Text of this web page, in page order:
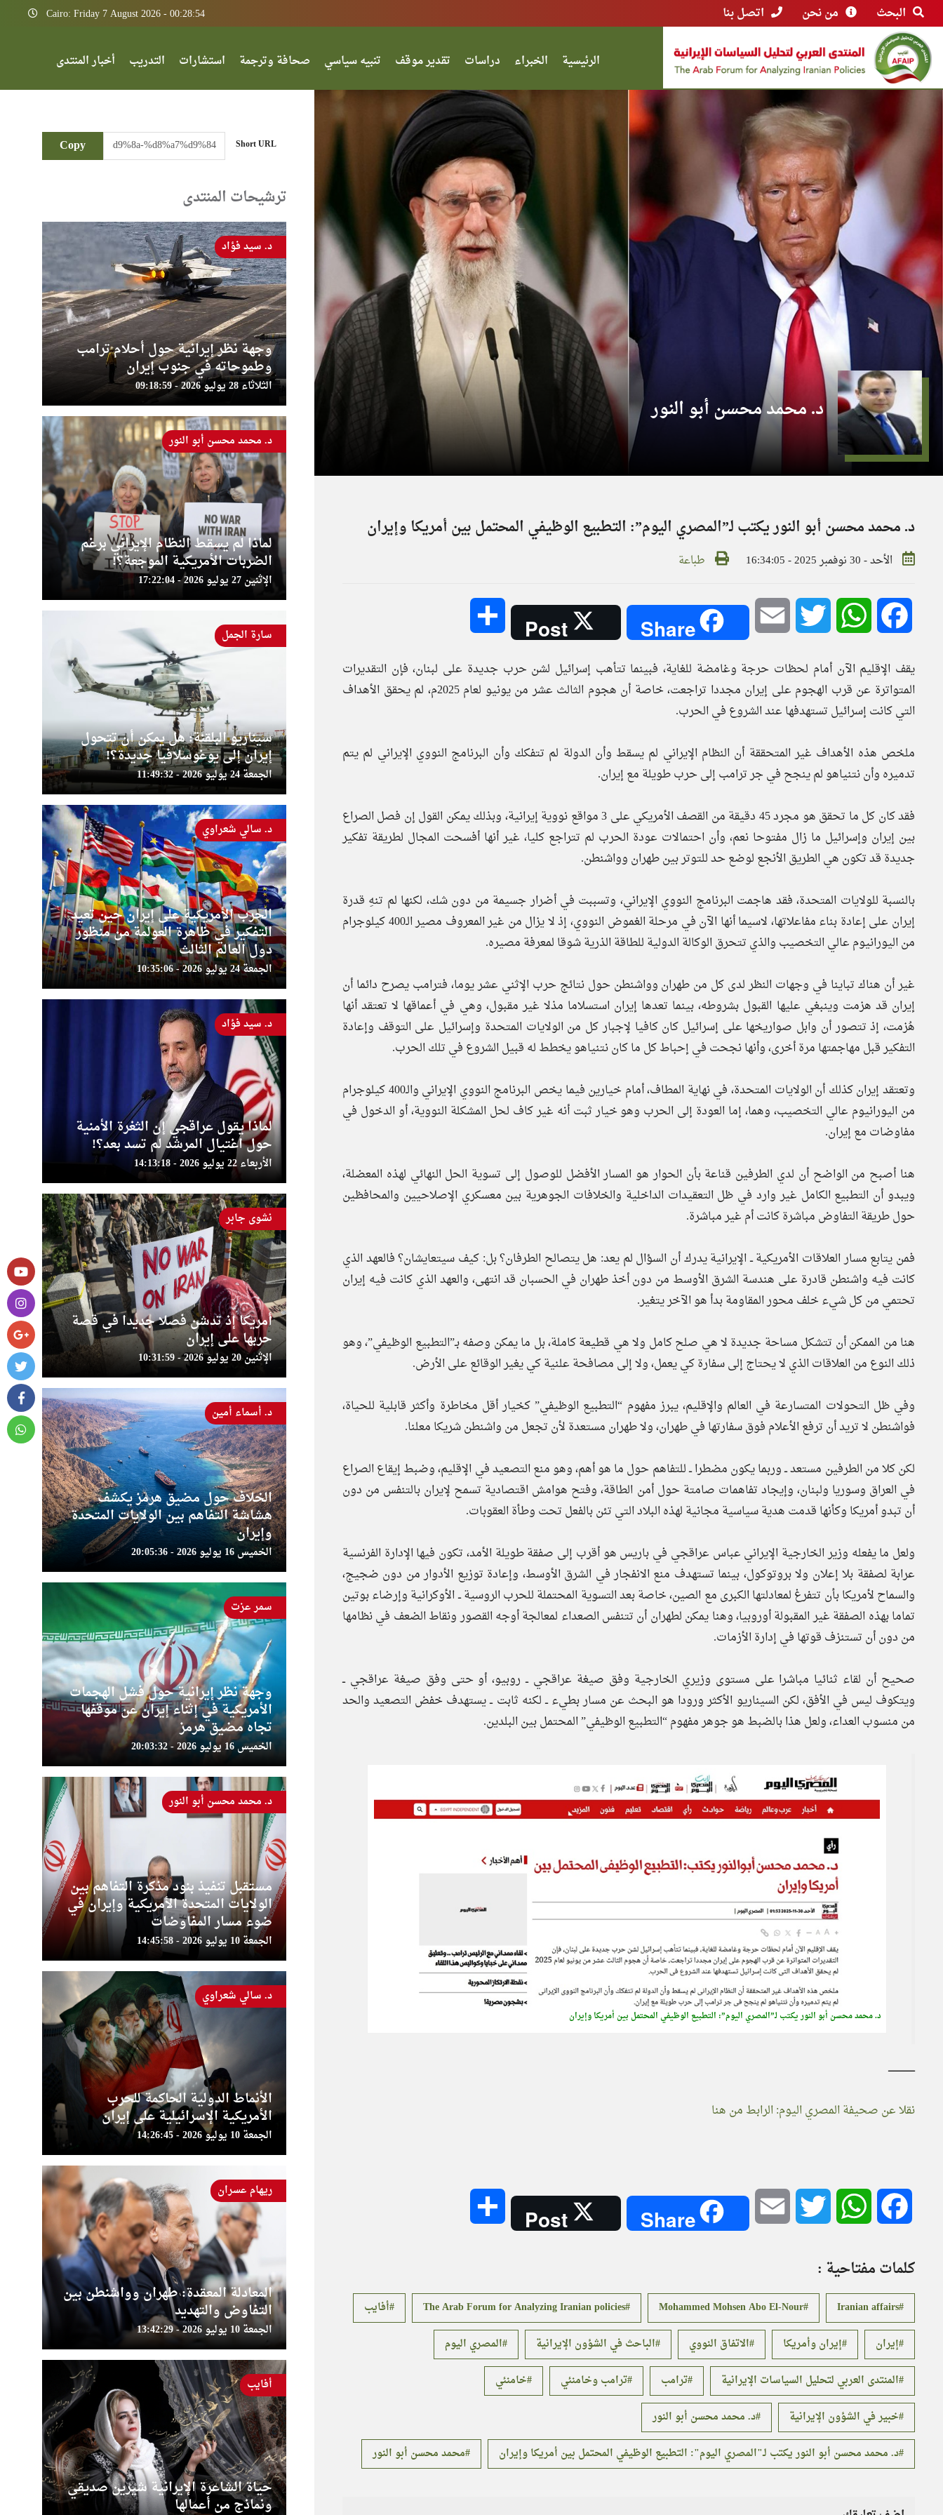
البحث من نحن اتصل بنا Cairo: Friday 7 August 2026 - 00:28:54
الرئيسية الخبراء دراسات تقدير موقف تنبيه سياسي صحافة وترجمة استشارات التدريب أخبار المنتدى
د. محمد محسن أبو النور
د. محمد محسن أبو النور يكتب لـ”المصري اليوم”: التطبيع الوظيفي المحتمل بين أمريكا وإيران
الأحد - 30 نوفمبر 2025 - 16:34:05 طباعة
Facebook
WhatsApp
Twitter
Email
Share
Post
يقف الإقليم الآن أمام لحظات حرجة وغامضة للغاية، فبينما تتأهب إسرائيل لشن حرب جديدة على لبنان، فإن التقديرات
المتواترة عن قرب الهجوم على إيران مجددا تراجعت، خاصة أن هجوم الثالث عشر من يونيو لعام 2025م، لم يحقق الأهداف
التي كانت إسرائيل تستهدفها عند الشروع في الحرب.
ملخص هذه الأهداف غير المتحققة أن النظام الإيراني لم يسقط وأن الدولة لم تتفكك وأن البرنامج النووي الإيراني لم يتم
تدميره وأن نتنياهو لم ينجح في جر ترامب إلى حرب طويلة مع إيران.
فقد كان كل ما تحقق هو مجرد 45 دقيقة من القصف الأمريكي على 3 مواقع نووية إيرانية، وبذلك يمكن القول إن فصل الصراع
بين إيران وإسرائيل ما زال مفتوحا نعم، وأن احتمالات عودة الحرب لم تتراجع كليا، غير أنها أفسحت المجال لطريقة تفكير
جديدة قد تكون هي الطريق الأنجع لوضع حد للتوتر بين طهران وواشنطن.
بالنسبة للولايات المتحدة، فقد هاجمت البرنامج النووي الإيراني، وتسببت في أضرار جسيمة من دون شك، لكنها لم تنهِ قدرة
إيران على إعادة بناء مفاعلاتها، لاسيما أنها الآن في مرحلة الغموض النووي، إذ لا يزال من غير المعروف مصير الـ400 كيلوجرام
من اليورانيوم عالي التخصيب والذي تتحرق الوكالة الدولية للطاقة الذرية شوقا لمعرفة مصيره.
غير أن هناك تباينا في وجهات النظر لدى كل من طهران وواشنطن حول نتائج حرب الإثني عشر يوما، فترامب يصرح دائما أن
إيران قد هزمت وينبغي عليها القبول بشروطه، بينما تعدها إيران استسلاما مذلا غير مقبول، وهي في أعماقها لا تعتقد أنها
هُزمت، إذ تتصور أن وابل صواريخها على إسرائيل كان كافيا لإجبار كل من الولايات المتحدة وإسرائيل على التوقف وإعادة
التفكير قبل مهاجمتها مرة أخرى، وأنها نجحت في إحباط كل ما كان نتنياهو يخطط له قبيل الشروع في تلك الحرب.
وتعتقد إيران كذلك أن الولايات المتحدة، في نهاية المطاف، أمام خيارين فيما يخص البرنامج النووي الإيراني والـ400 كيلوجرام
من اليورانيوم عالي التخصيب، وهما، إما العودة إلى الحرب وهو خيار ثبت أنه غير كاف لحل المشكلة النووية، أو الدخول في
مفاوضات مع إيران.
هنا أصبح من الواضح أن لدي الطرفين قناعة بأن الحوار هو المسار الأفضل للوصول إلى تسوية الحل النهائي لهذه المعضلة،
ويبدو أن التطبيع الكامل غير وارد في ظل التعقيدات الداخلية والخلافات الجوهرية بين معسكري الإصلاحيين والمحافظين
حول طريقة التفاوض مباشرة كانت أم غير مباشرة.
فمن يتابع مسار العلاقات الأمريكية ــ الإيرانية يدرك أن السؤال لم يعد: هل يتصالح الطرفان؟ بل: كيف سيتعايشان؟ فالعهد الذي
كانت فيه واشنطن قادرة على هندسة الشرق الأوسط من دون أخذ طهران في الحسبان قد انتهى، والعهد الذي كانت فيه إيران
تحتمي من كل شيء خلف محور المقاومة بدأ هو الآخر يتغير.
هنا من الممكن أن تتشكل مساحة جديدة لا هي صلح كامل ولا هي قطيعة كاملة، بل ما يمكن وصفه بـ”التطبيع الوظيفي”، وهو
ذلك النوع من العلاقات الذي لا يحتاج إلى سفارة كي يعمل، ولا إلى مصافحة علنية كي يغير الوقائع على الأرض.
وفي ظل التحولات المتسارعة في العالم والإقليم، يبرز مفهوم “التطبيع الوظيفي” كخيار أقل مخاطرة وأكثر قابلية للحياة،
فواشنطن لا تريد أن ترفع الأعلام فوق سفارتها في طهران، ولا طهران مستعدة لأن تجعل من واشنطن شريكا معلنا.
لكن كلا من الطرفين مستعد ــ وربما يكون مضطرا ــ للتفاهم حول ما هو أهم، وهو منع التصعيد في الإقليم، وضبط إيقاع الصراع
في العراق وسوريا ولبنان، وإيجاد تفاهمات صامتة حول أمن الطاقة، وفتح هوامش اقتصادية تسمح لإيران بالتنفس من دون
أن تبدو أمريكا وكأنها قدمت هدية سياسية مجانية لهذه البلاد التي تئن بالفعل تحت وطأة العقوبات.
ولعل ما يفعله وزير الخارجية الإيراني عباس عراقجي في باريس هو أقرب إلى صفقة طويلة الأمد، تكون فيها الإدارة الفرنسية
عرابة لصفقة بلا إعلان ولا بروتوكول، بينما تستهدف منع الانفجار في الشرق الأوسط، وإعادة توزيع الأدوار من دون ضجيج،
والسماح لأمريكا بأن تتفرغ لمعادلتها الكبرى مع الصين، خاصة بعد التسوية المحتملة للحرب الروسية ــ الأوكرانية وإرضاء بوتين
تماما بهذه الصفقة غير المقبولة أوروبيا، وهنا يمكن لطهران أن تتنفس الصعداء لمعالجة أوجه القصور ونقاط الضعف في نظامها
من دون أن تستنزف قوتها في إدارة الأزمات.
صحيح أن لقاء ثنائيا مباشرا على مستوى وزيري الخارجية وفق صيغة عراقجي ــ روبيو، أو حتى وفق صيغة عراقجي ــ
ويتكوف ليس في الأفق، لكن السيناريو الأكثر ورودا هو البحث عن مسار بطيء ــ لكنه ثابت ــ يستهدف خفض التصعيد والحد
من منسوب العداء، ولعل هذا بالضبط هو جوهر مفهوم “التطبيع الوظيفي” المحتمل بين البلدين.
د. محمد محسن أبو النور يكتب لـ”المصري اليوم”: التطبيع الوظيفي المحتمل بين أمريكا وإيران
ـــــــــــــــــــ
نقلا عن صحيفة المصري اليوم: الرابط من هنا
Facebook
WhatsApp
Twitter
Email
Share
Post
كلمات مفتاحية :
Iranian affairs
Mohammed Mohsen Abo El-Nour
The Arab Forum for Analyzing Iranian policies
أفايب
إيران
إيران وأمريكا الاتفاق النووي الباحث في الشؤون الإيرانية
المصري اليوم
المنتدى العربي لتحليل السياسات الإيرانية
ترامب ترامب وخامنئي
خامنئي
خبير في الشؤون الإيرانية
د. محمد محسن أبو النور
د. محمد محسن أبو النور يكتب لـ"المصري اليوم": التطبيع الوظيفي المحتمل بين أمريكا وإيران
محمد محسن أبو النور
Short URL
Copy
ترشيحات المنتدى
وجهة نظر إيرانية حول أحلام ترامب
وطموحاته في جنوب إيران
الثلاثاء 28 يوليو 2026 - 09:18:59
د. سيد فؤاد
لماذا لم يسقط النظام الإيراني برغم
الضربات الأمريكية الموجعة؟!
الإثنين 27 يوليو 2026 - 17:22:04
د. محمد محسن أبو النور
سيناريو البلقنة: هل يمكن أن تتحول
إيران إلى يوغوسلافيا جديدة؟!
الجمعة 24 يوليو 2026 - 11:49:32
سارة الجمل
الحرب الأمريكية على إيران حين تعيد
التفكير في ظاهرة العولمة من منظور
دول العالم الثالث
الجمعة 24 يوليو 2026 - 10:35:06
د. سالي شعراوي
لماذا يقول عراقجي إن الثغرة الأمنية
حول اغتيال المرشد لم تسد بعد؟!
الأربعاء 22 يوليو 2026 - 14:13:18
د. سيد فؤاد
أمريكا إذ تدشن فصلا جديدا في قصة
حربها على إيران
الإثنين 20 يوليو 2026 - 10:31:59
نشوى جابر
الخلاف حول مضيق هرمز يكشف
هشاشة التفاهم بين الولايات المتحدة
وإيران
الخميس 16 يوليو 2026 - 20:05:36
د. أسماء أمين
وجهة نظر إيرانية حول فشل الهجمات
الأمريكية في إثناء إيران عن موقفها
تجاه مضيق هرمز
الخميس 16 يوليو 2026 - 20:03:32
سمر عزت
مستقبل تنفيذ بنود مذكرة التفاهم بين
الولايات المتحدة الأمريكية وإيران في
ضوء مسار المفاوضات
الجمعة 10 يوليو 2026 - 14:45:58
د. محمد محسن أبو النور
الأنماط الدولية الحاكمة للحرب
الأمريكية الإسرائيلية على إيران
الجمعة 10 يوليو 2026 - 14:26:45
د. سالي شعراوي
المعادلة المعقدة: طهران وواشنطن بين
التفاوض والتهديد
الجمعة 10 يوليو 2026 - 13:42:29
ريهام عسران
حياة الشاعرة الإيرانية شيرين صديقي
ونماذج من أعمالها
أفايب